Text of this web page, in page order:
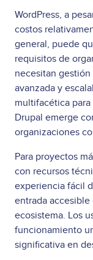
WordPress, a
costos
general, puede
requisitos de
necesitan
avanzada y
multifacética
Drupal emerge
organizaciones
Para proyectos
con recursos
experiencia fácil
entrada
ecosistema. Los
funcionamiento
significativa en